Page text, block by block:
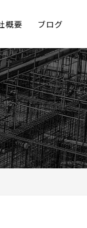
概要 ブログ